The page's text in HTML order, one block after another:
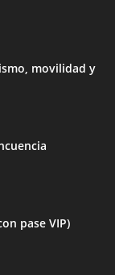
movilidad y
pase VIP)